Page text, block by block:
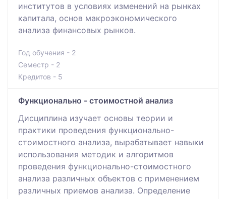
институтов в условиях изменений на рынках
капитала, основ макроэкономического
анализа финансовых рынков.
Год обучения - 2
Семестр - 2
Кредитов - 5
Функционально - стоимостной анализ
Дисциплина изучает основы теории и
практики проведения функционально-
стоимостного анализа, вырабатывает навыки
использования методик и алгоритмов
проведения функционально-стоимостного
анализа различных объектов с применением
различных приемов анализа. Определение